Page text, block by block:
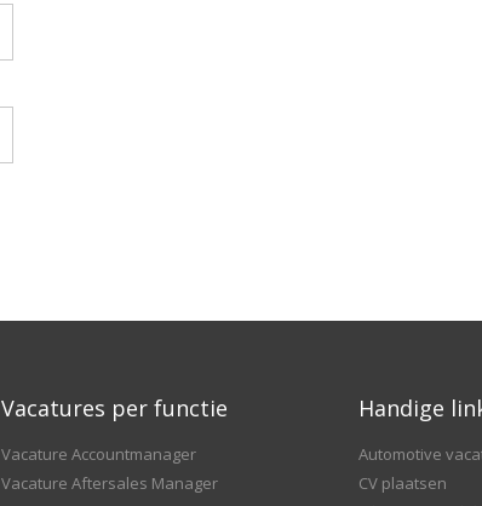
Vacatures per functie
Vacature Accountmanager
Vacature Aftersales Manager
Handige
Automotive
CV plaatsen